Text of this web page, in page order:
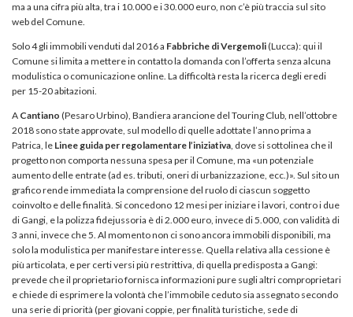
ma a una cifra più alta, tra i 10.000 e i 30.000 euro, non c’è più traccia sul sito
web del Comune.
Solo 4 gli immobili venduti dal 2016 a Fabbriche di Vergemoli(Lucca): qui il
Comune si limita a mettere in contatto la domanda con l’offerta senza alcuna
modulistica o comunicazione online. La difficoltà resta la ricerca degli eredi
per 15-20 abitazioni.
A Cantiano (Pesaro Urbino), Bandiera arancione del Touring Club, nell’ottobre
2018 sono state approvate, sul modello di quelle adottate l’anno prima a
Patrica, le Linee guida per regolamentare l’iniziativa, dove si sottolinea che il
progetto non comporta nessuna spesa per il Comune, ma «un potenziale
aumento delle entrate (ad es. tributi, oneri di urbanizzazione, ecc.)». Sul sito un
grafico rende immediata la comprensione del ruolo di ciascun soggetto
coinvolto e delle finalità. Si concedono 12 mesi per iniziare i lavori, contro i due
di Gangi, e la polizza fidejussoria è di 2.000 euro, invece di 5.000, con validità di
3 anni, invece che 5. Al momento non ci sono ancora immobili disponibili, ma
solo la modulistica per manifestare interesse. Quella relativa alla cessione è
più articolata, e per certi versi più restrittiva, di quella predisposta a Gangi:
prevede che il proprietario fornisca informazioni pure sugli altri comproprietari
e chiede di esprimere la volontà che l’immobile ceduto sia assegnato secondo
una serie di priorità (per giovani coppie, per finalità turistiche, sede di